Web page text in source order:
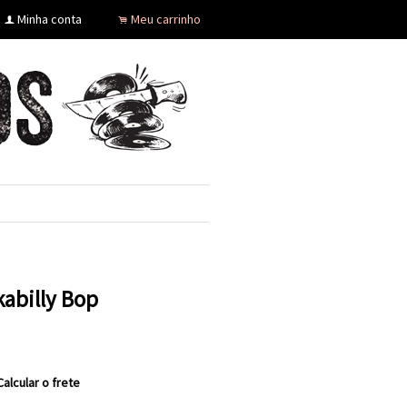
f Minha conta . Meu carrinho
Bop
o frete